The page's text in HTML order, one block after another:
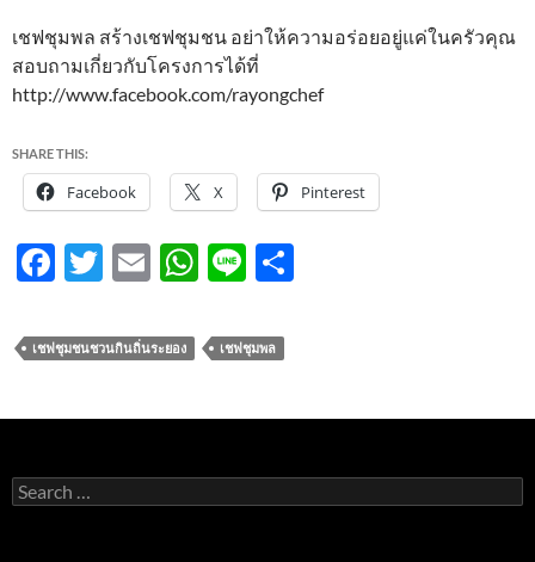
เชฟชุมพล สร้างเชฟชุมชน อย่าให้ความอร่อยอยู่แค่ในครัวคุณ
สอบถามเกี่ยวกับโครงการได้ที่
http://www.facebook.com/rayongchef
SHARE THIS:
Facebook X Pinterest
F
e
o
k
T
itt
E
ail
W
at
A
p
Li
e
เชฟชุมชนชวนกินถิ่นระยอง เชฟชุมพล
Search
for: